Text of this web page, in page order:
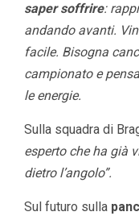
saper soffrire:
andando avanti.
facile. Bisogna
campionato e
le energie.
Sulla squadra di
esperto che ha già
dietro l’angolo”.
Sul futuro sulla